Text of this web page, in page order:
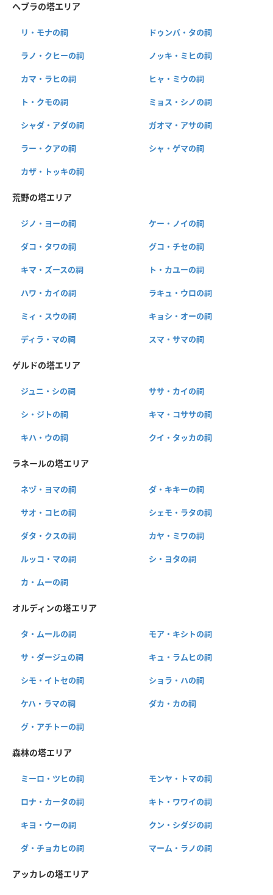
ヘブラの塔エリア
リ・モナの祠 ドゥンバ・タの祠
ラノ・クヒーの祠 ノッキ・ミヒの祠
カマ・ラヒの祠 ヒャ・ミウの祠
ト・クモの祠 ミョス・シノの祠
シャダ・アダの祠 ガオマ・アサの祠
ラー・クアの祠 シャ・ゲマの祠
カザ・トッキの祠
荒野の塔エリア
ジノ・ヨーの祠 ケー・ノイの祠
ダコ・タワの祠 グコ・チセの祠
キマ・ズースの祠 ト・カユーの祠
ハワ・カイの祠 ラキュ・ウロの祠
ミィ・スウの祠 キョシ・オーの祠
ディラ・マの祠 スマ・サマの祠
ゲルドの塔エリア
ジュニ・シの祠 ササ・カイの祠
シ・ジトの祠 キマ・コササの祠
キハ・ウの祠 クイ・タッカの祠
ラネールの塔エリア
ネヅ・ヨマの祠 ダ・キキーの祠
サオ・コヒの祠 シェモ・ラタの祠
ダタ・クスの祠 カヤ・ミワの祠
ルッコ・マの祠 シ・ヨタの祠
カ・ムーの祠
オルディンの塔エリア
タ・ムールの祠 モア・キシトの祠
サ・ダージュの祠 キュ・ラムヒの祠
シモ・イトセの祠 ショラ・ハの祠
ケハ・ラマの祠 ダカ・カの祠
グ・アチトーの祠
森林の塔エリア
ミーロ・ツヒの祠 モンヤ・トマの祠
ロナ・カータの祠 キト・ワワイの祠
キヨ・ウーの祠 クン・シダジの祠
ダ・チョカヒの祠 マーム・ラノの祠
アッカレの塔エリア